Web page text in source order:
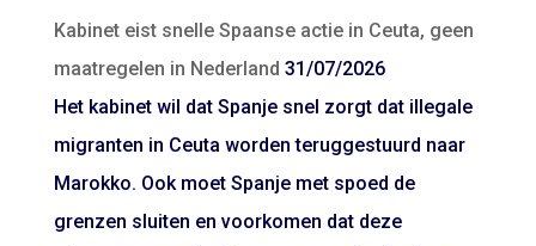
Kabinet eist snelle Spaanse actie in Ceuta, geen
maatregelen in Nederland 31/07/2026
Het kabinet wil dat Spanje snel zorgt dat illegale
migranten in Ceuta worden teruggestuurd naar
Marokko. Ook moet Spanje met spoed de
grenzen sluiten en voorkomen dat deze